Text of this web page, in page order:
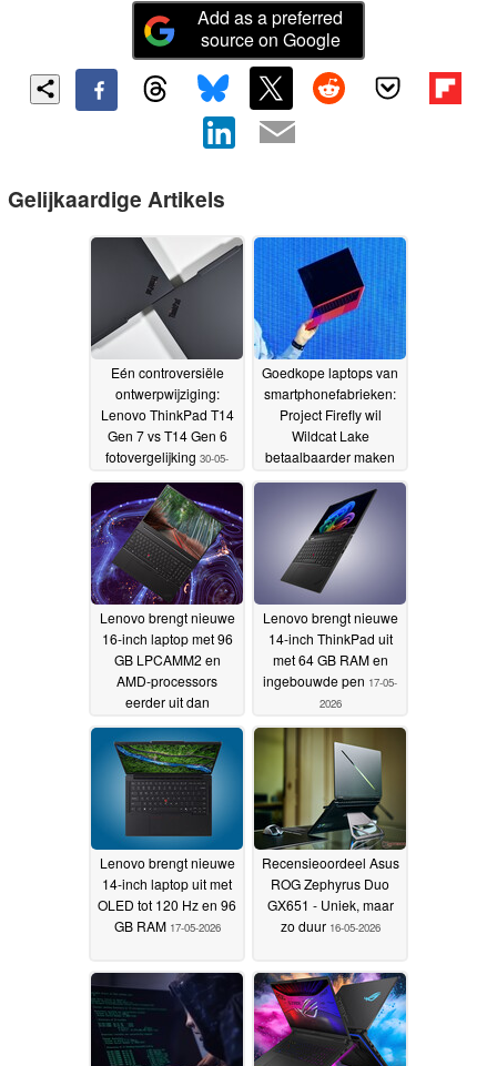
Add as a preferred
source on Google
Gelijkaardige Artikels
Eén controversiële
ontwerpwijziging:
Lenovo ThinkPad T14
Gen 7 vs T14 Gen 6
fotovergelijking 30-05-
2026
Goedkope laptops van
smartphonefabrieken:
Project Firefly wil
Wildcat Lake
betaalbaarder maken
19-05-2026
Lenovo brengt nieuwe
16-inch laptop met 96
GB LPCAMM2 en
AMD-processors
eerder uit dan
18-05-2026
Lenovo brengt nieuwe
14-inch ThinkPad uit
met 64 GB RAM en
ingebouwde pen 17-05-
2026
Lenovo brengt nieuwe
14-inch laptop uit met
OLED tot 120 Hz en 96
GB RAM 17-05-2026
Recensieoordeel Asus
ROG Zephyrus Duo
GX651 - Uniek, maar
zo duur 16-05-2026